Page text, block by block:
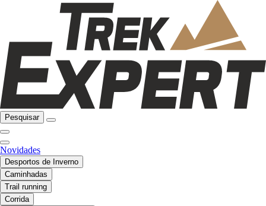
Pesquisar
Novidades
Desportos de Inverno
Caminhadas
Trail running
Corrida